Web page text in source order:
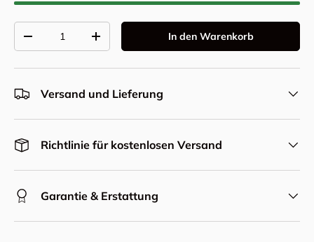
Menge verringernMenge erhöhen In den Warenkorb
Versand und Lieferung
Richtlinie für kostenlosen Versand
Garantie & Erstattung